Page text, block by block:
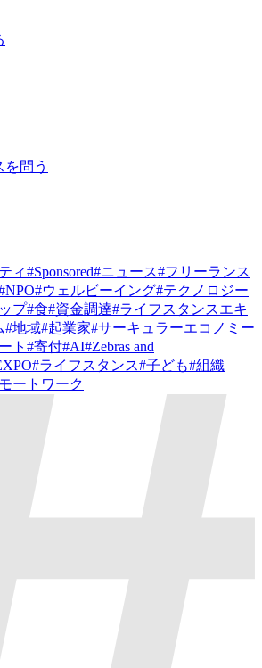
問う
ィ#Sponsored#ニュース#フリーランス
NPO#ウェルビーイング#テクノロジー
プ#食#資金調達#ライフスタンスエキ
#地域#起業家#サーキュラーエコノミー
ト #寄付#AI#Zebras and
#ライフスタンス#子ども#組織
ートワーク